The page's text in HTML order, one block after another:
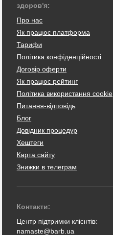
здоров'я:
Про нас
Як працює платформа
Тарифи
Політика конфіденційності
Договір оферти
Як працює рейтинг
Політика використання cookie
Питання-відповідь
Блог
Довідник процедур
Хештеги
Карта сайту
Знижки в телеграм
Контакти:
Центр підтримки клієнтів:
namaste@barb.ua